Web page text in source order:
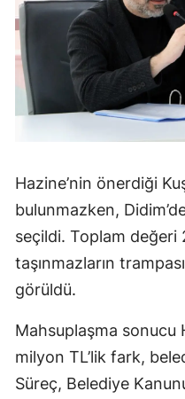
Hazine’nin önerdiği
bulunmazken,
seçildi. Toplam değeri
taşınmazların
görüldü.
Mahsuplaşma sonucu
milyon TL’lik fark,
Süreç, Belediye